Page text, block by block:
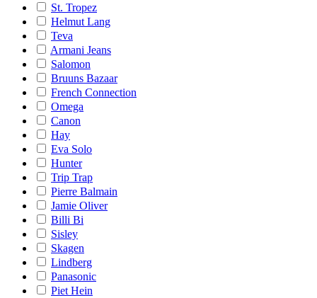
St. Tropez
Helmut Lang
Teva
Armani Jeans
Salomon
Bruuns Bazaar
French Connection
Omega
Canon
Hay
Eva Solo
Hunter
Trip Trap
Pierre Balmain
Jamie Oliver
Billi Bi
Sisley
Skagen
Lindberg
Panasonic
Piet Hein